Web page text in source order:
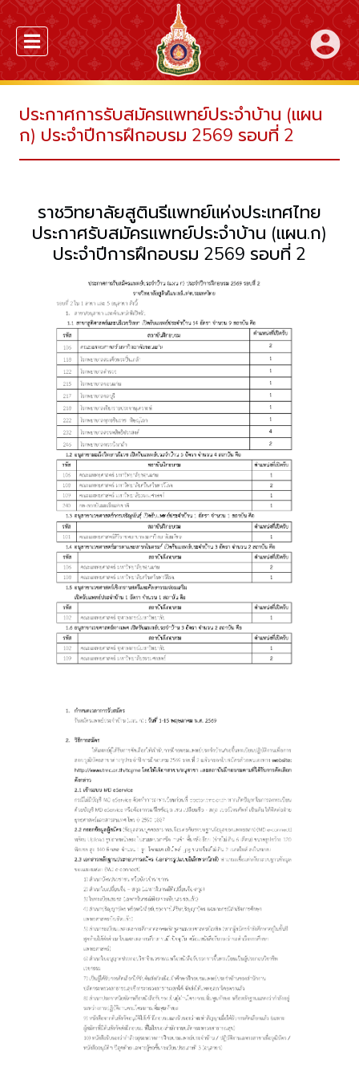
account_circle
ประกาศการรับสมัครแพทย์ประจำบ้าน (แผน
ก) ประจำปีการฝึกอบรม 2569 รอบที่ 2
ราชวิทยาลัยสูตินรีแพทย์แห่งประเทศไทย
ประกาศรับสมัครแพทย์ประจำบ้าน (แผน.ก)
ประจำปีการฝึกอบรม 2569 รอบที่ 2